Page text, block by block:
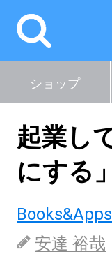
ショップ
起業し
にする
安達 裕哉